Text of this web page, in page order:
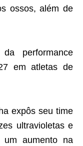
ossos, além de
performance
em atletas de
expôs seu time
ultravioletas e
um aumento na